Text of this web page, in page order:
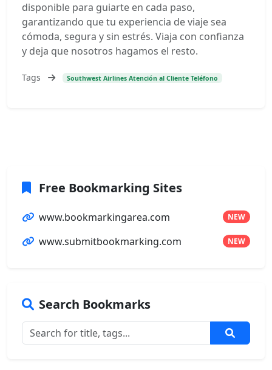
disponible para guiarte en cada paso,
garantizando que tu experiencia de viaje sea
cómoda, segura y sin estrés. Viaja con confianza
y deja que nosotros hagamos el resto.
Tags Southwest Airlines Atención al Cliente Teléfono
Free Bookmarking Sites
www.bookmarkingarea.com NEW
www.submitbookmarking.com NEW
Search Bookmarks